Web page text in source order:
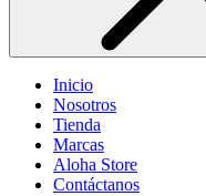
Inicio
Nosotros
Tienda
Marcas
Aloha Store
Contáctanos